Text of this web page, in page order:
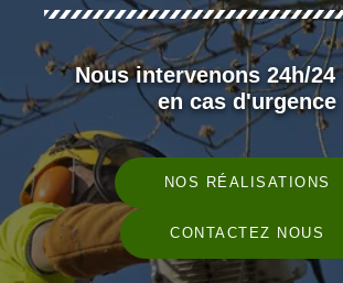
Nous intervenons 24h/24
en cas d'urgence
NOS RÉALISATIONS
CONTACTEZ NOUS